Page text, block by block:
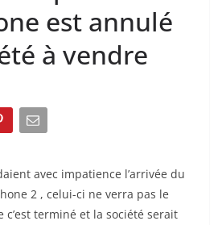
est annulé
à vendre
avec impatience l’arrivée du
2 , celui-ci ne verra pas le
c’est terminé et la société serait